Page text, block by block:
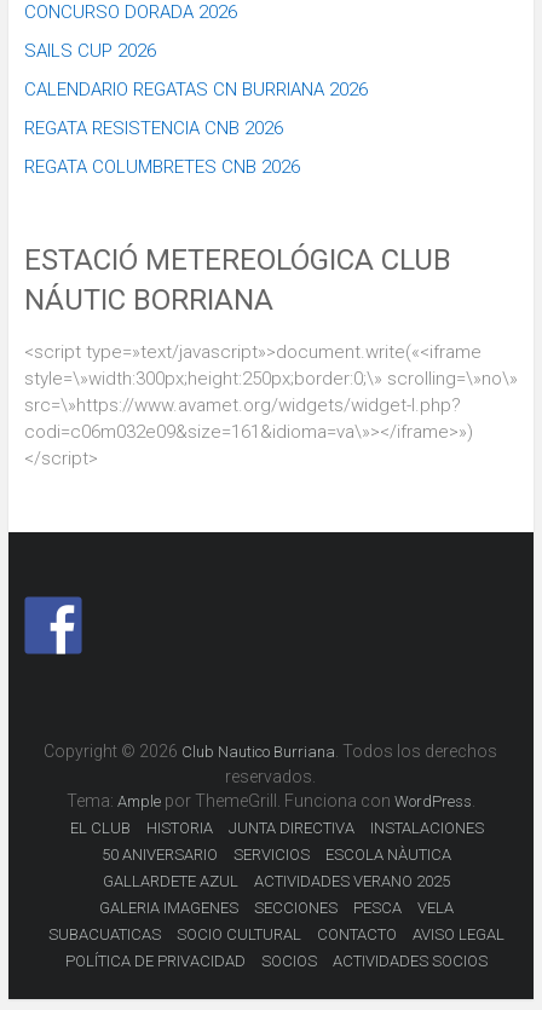
CONCURSO DORADA 2026
SAILS CUP 2026
CALENDARIO REGATAS CN BURRIANA 2026
REGATA RESISTENCIA CNB 2026
REGATA COLUMBRETES CNB 2026
ESTACIÓ METEREOLÓGICA CLUB
NÁUTIC BORRIANA
<script type=»text/javascript»>document.write(«<iframe
style=\»width:300px;height:250px;border:0;\» scrolling=\»no\»
src=\»https://www.avamet.org/widgets/widget-l.php?
codi=c06m032e09&size=161&idioma=va\»></iframe>»)
</script>
Copyright © 2026 Club Nautico Burriana. Todos los derechos
reservados.
Tema: Amplepor ThemeGrill. Funciona con WordPress.
EL CLUB HISTORIA JUNTA DIRECTIVA
INSTALACIONES
50 ANIVERSARIO
SERVICIOS
ESCOLA NÀUTICA
GALLARDETE AZUL
ACTIVIDADES VERANO 2025
GALERIA IMAGENES
SECCIONES PESCA
VELA
SUBACUATICAS
SOCIO CULTURAL CONTACTO
AVISO LEGAL
POLÍTICA DE PRIVACIDAD
SOCIOS ACTIVIDADES SOCIOS